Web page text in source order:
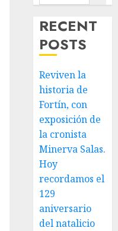
RECENT
POSTS
Reviven la
historia de
Fortín, con
exposición de
la cronista
Minerva Salas.
Hoy
recordamos el
129
aniversario
del natalicio